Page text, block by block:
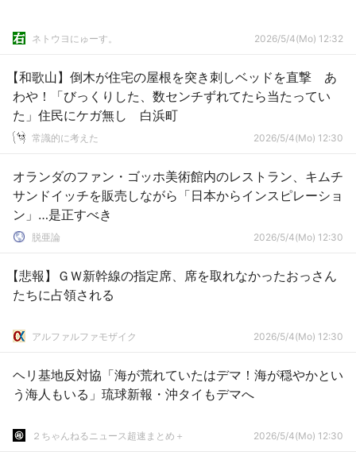
ネトウヨにゅーす。 2026/5/4(Mo) 12:32
【和歌山】倒木が住宅の屋根を突き刺しベッドを直撃 あ
わや！「びっくりした、数センチずれてたら当たってい
た」住民にケガ無し 白浜町
常識的に考えた 2026/5/4(Mo) 12:30
オランダのファン・ゴッホ美術館内のレストラン、キムチ
サンドイッチを販売しながら「日本からインスピレーショ
ン」…是正すべき
脱亜論 2026/5/4(Mo) 12:30
【悲報】ＧＷ新幹線の指定席、席を取れなかったおっさん
たちに占領される
アルファルファモザイク 2026/5/4(Mo) 12:30
ヘリ基地反対協「海が荒れていたはデマ！海が穏やかとい
う海人もいる」琉球新報・沖タイもデマへ
２ちゃんねるニュース超速まとめ＋ 2026/5/4(Mo) 12:30